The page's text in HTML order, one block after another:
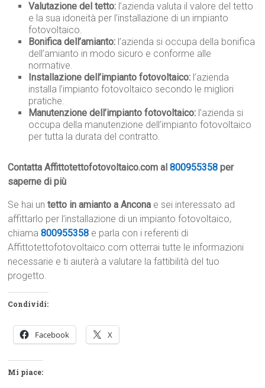
Valutazione del tetto: l’azienda valuta il valore del tetto
e la sua idoneità per l’installazione di un impianto
fotovoltaico.
Bonifica dell’amianto: l’azienda si occupa della bonifica
dell’amianto in modo sicuro e conforme alle
normative.
Installazione dell’impianto fotovoltaico: l’azienda
installa l’impianto fotovoltaico secondo le migliori
pratiche.
Manutenzione dell’impianto fotovoltaico: l’azienda si
occupa della manutenzione dell’impianto fotovoltaico
per tutta la durata del contratto.
Contatta Affittotettofotovoltaico.com al800955358 per
saperne di più
Se hai untetto in amianto a Ancona e sei interessato ad
affittarlo per l’installazione di un impianto fotovoltaico,
chiama800955358 e parla con i referenti di
Affittotettofotovoltaico.com otterrai tutte le informazioni
necessarie e ti aiuterà a valutare la fattibilità del tuo
progetto.
Condividi:
Facebook X
Mi piace: